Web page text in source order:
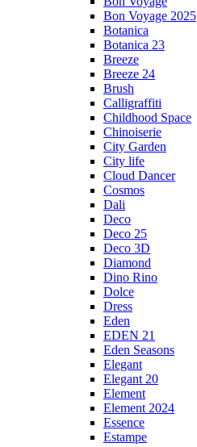
Bon Voyage 2025
Botanica
Botanica 23
Breeze
Breeze 24
Brush
Calligraffiti
Childhood Space
Chinoiserie
City Garden
City life
Cloud Dancer
Cosmos
Dali
Deco
Deco 25
Deco 3D
Diamond
Dino Rino
Dolce
Dress
Eden
EDEN 21
Eden Seasons
Elegant
Elegant 20
Element
Element 2024
Essence
Estampe